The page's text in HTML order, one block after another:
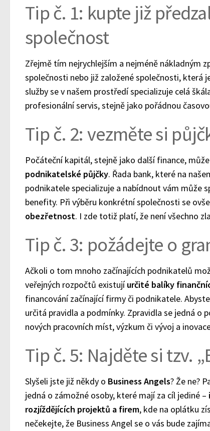
Tip č. 1: kupte již
společnost
Zřejmě tím nejrychlejším a nejméně nákladným
společnosti nebo již založené společnosti, která
služby se v našem prostředí specializuje celá
profesionální servis, stejně jako pořádnou
Tip č. 2: vezměte si
Počáteční kapitál, stejně jako další finance,
podnikatelské půjčky. Řada bank, které na
podnikatele specializuje a nabídnout vám může
benefity. Při výběru konkrétní společnosti se
obezřetnost. I zde totiž platí, že není všechno
Tip č. 3: požádejte o
Ačkoli o tom mnoho začínajících podnikatelů
veřejných rozpočtů existujíurčité balíky
financování začínající firmy či podnikatele.
určitá pravidla a podmínky. Zpravidla se jedná o
nových pracovních míst, výzkum či vývoj a
Tip č. 5: Najděte si tzv.
Slyšeli jste již někdy o Business Angels? Že ne?
jedná o zámožné osoby, které mají za cíl jediné –
rozjíždějících projektů a firem, kde na oplátku
nečekejte, že Business Angel se o vás bude